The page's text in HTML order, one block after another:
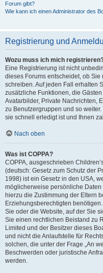
Forum gibt?
Wie kann ich einen Administrator des
Registrierung und
Wozu muss ich mich
Eine Registrierung ist nicht
dieses Forums entscheidet, ob
schreiben. Auf jeden Fall erhalten
zusätzliche Funktionen, die
Avatarbilder, Private Nachrichten,
zu Benutzergruppen und so
sie schnell erledigt ist und Ihnen
Nach oben
Was ist COPPA?
COPPA, ausgeschrieben
(deutsch: Gesetz zum Schutz der
1998) ist ein Gesetz in den USA,
möglicherweise persönliche
hierzu die Zustimmung der Eltern
Erziehungsberechtigten
Sie oder die Website, auf der Sie
Sie einen rechtlichen Beistand zu
Limited und der Besitzer dieses
und nicht die Anlaufstelle für
solchen, die unter der Frage „An
Beschwerden oder juristische
werden.